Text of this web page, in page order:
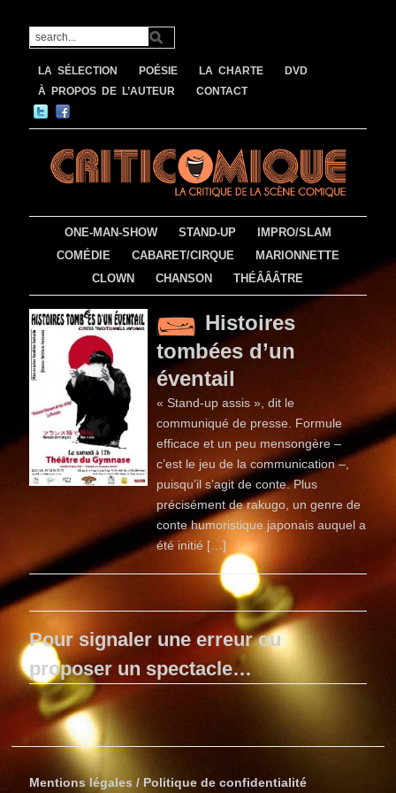
LA SÉLECTION POÉSIE LA CHARTE
DVD
À PROPOS DE L’AUTEUR
CONTACT
ONE-MAN-SHOW STAND-UP
IMPRO/SLAM
COMÉDIE
CABARET/CIRQUE
MARIONNETTE
CLOWN
CHANSON THÉÂÂÂTRE
Histoires
tombées d’un
éventail
« Stand-up assis », dit le
communiqué de presse. Formule
efficace et un peu mensongère –
c’est le jeu de la communication –,
puisqu’il s’agit de conte. Plus
précisément de rakugo, un genre de
conte humoristique japonais auquel a
été initié […]
Pour signaler une erreur ou
proposer un spectacle…
Mentions légales / Politique de confidentialité